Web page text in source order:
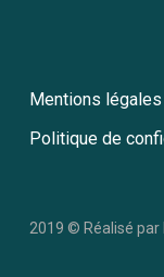
Mentions légales
Politique de
2019 © Réalisé par